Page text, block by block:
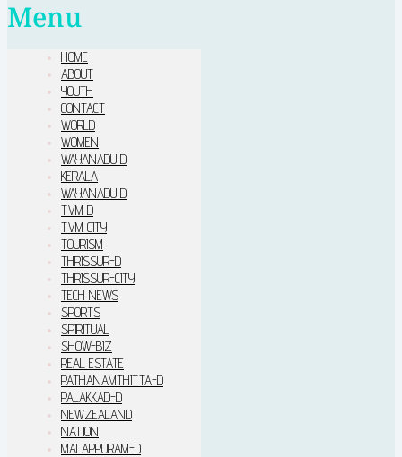
Menu
HOME
ABOUT
YOUTH
CONTACT
WORLD
WOMEN
WAYANADU D
KERALA
WAYANADU D
TVM D
TVM CITY
TOURISM
THRISSUR-D
THRISSUR-CITY
TECH NEWS
SPORTS
SPIRITUAL
SHOW-BIZ
REAL ESTATE
PATHANAMTHITTA-D
PALAKKAD-D
NEWZEALAND
NATION
MALAPPURAM-D